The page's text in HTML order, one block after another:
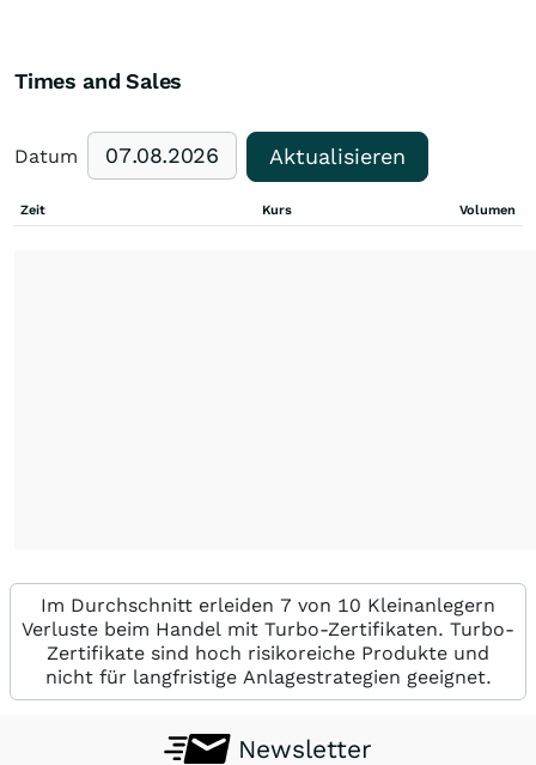
Times and Sales
Datum Aktualisieren
Zeit Kurs Volumen
Im Durchschnitt erleiden 7 von 10 Kleinanlegern
Verluste beim Handel mit Turbo-Zertifikaten. Turbo-
Zertifikate sind hoch risikoreiche Produkte und
nicht für langfristige Anlagestrategien geeignet.
Newsletter